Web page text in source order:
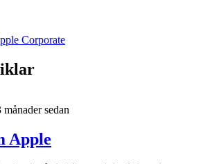
Corporate
månader sedan
Apple